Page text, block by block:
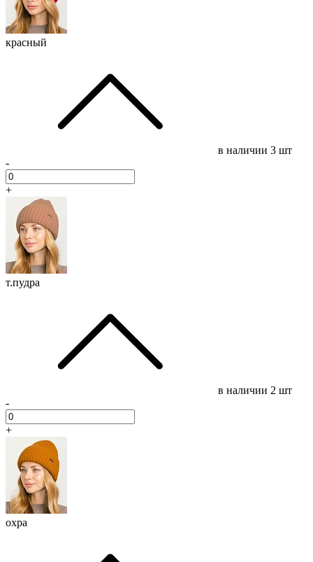
красный
в наличии 3 шт
-
+
т.пудра
в наличии 2 шт
-
+
охра